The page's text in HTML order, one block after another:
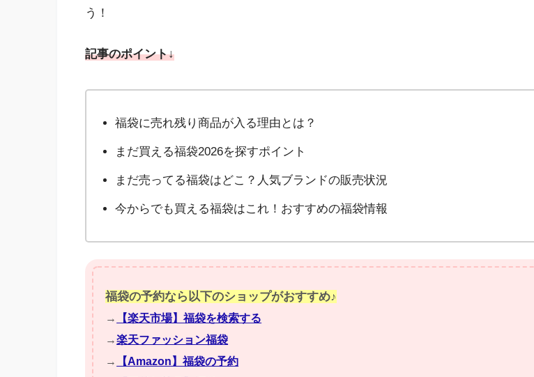
う！
記事のポイント↓
福袋に売れ残り商品が入る理由とは？
まだ買える福袋2026を探すポイント
まだ売ってる福袋はどこ？人気ブランドの販売状況
今からでも買える福袋はこれ！おすすめの福袋情報
福袋の予約なら以下のショップがおすすめ♪
→
【楽天市場】福袋を検索する
→楽天ファッション福袋
→
【Amazon】福袋の予約